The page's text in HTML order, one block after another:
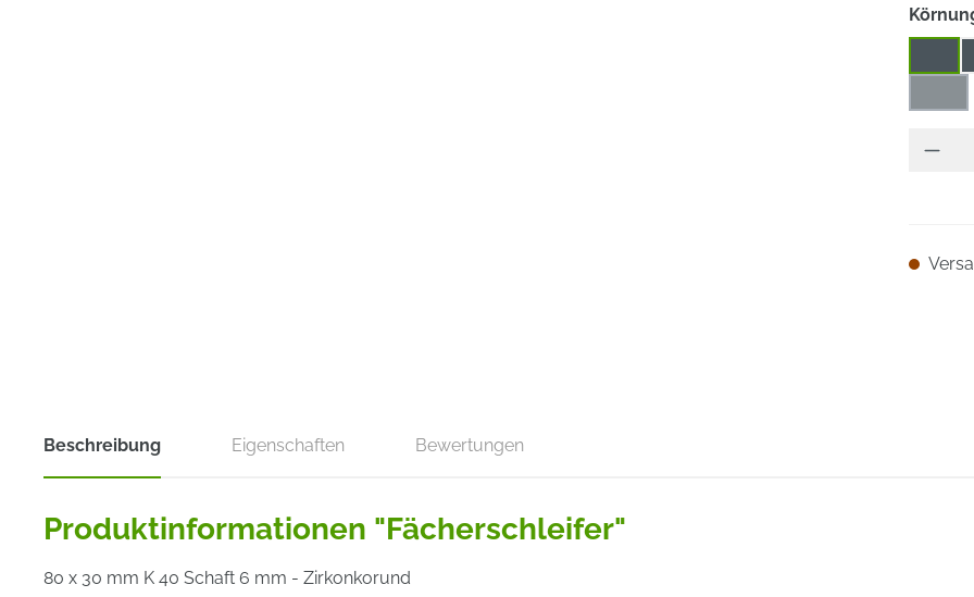
Beschreibung Eigenschaften Bewertungen
Produktinformationen "Fächerschleifer"
80 x 30 mm K 40 Schaft 6 mm - Zirkonkorund